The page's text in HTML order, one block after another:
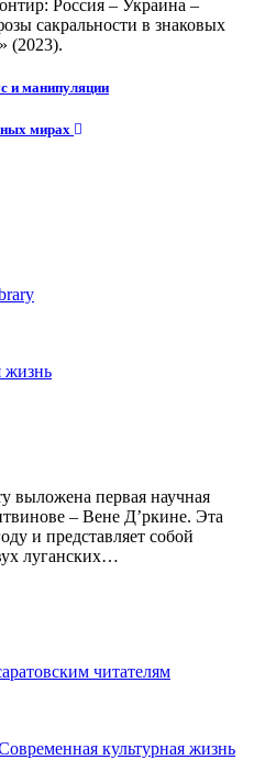
Россия – Украина –
сакральности в знаковых
(2023).
и манипуляции
мирах
жизнь
выложена первая научная
– Вене Д’ркине. Эта
и представляет собой
луганских…
культурная жизнь